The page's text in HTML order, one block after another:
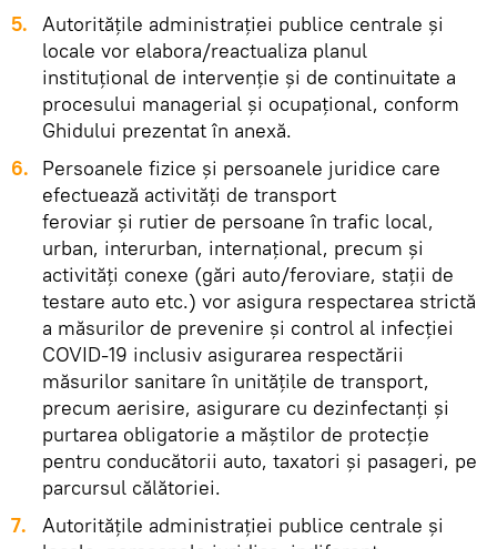
5.
Autorităţile administraţiei publice centrale şi
locale vor elabora/reactualiza planul
instituţional de intervenţie şi de continuitate a
procesului managerial şi ocupaţional, conform
Ghidului prezentat în anexă.
6.
Persoanele fizice şi persoanele juridice care
efectuează activităţi de transport
feroviar şi rutier de persoane în trafic local,
urban, interurban, internaţional, precum şi
activităţi conexe (gări auto/feroviare, staţii de
testare auto etc.) vor asigura respectarea strictă
a măsurilor de prevenire şi control al infecţiei
COVID-19 inclusiv asigurarea respectării
măsurilor sanitare în unităţile de transport,
precum aerisire, asigurare cu dezinfectanţi şi
purtarea obligatorie a măştilor de protecţie
pentru conducătorii auto, taxatori şi pasageri, pe
parcursul călătoriei.
7.
Autorităţile administraţiei publice centrale şi